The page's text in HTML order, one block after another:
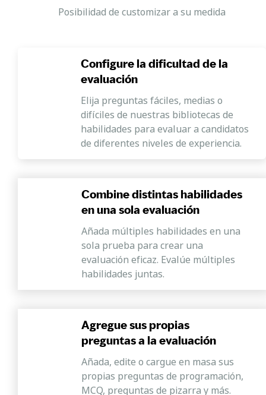
Posibilidad de customizar a su medida
Configure la dificultad de la
evaluación
Elija preguntas fáciles, medias o
difíciles de nuestras bibliotecas de
habilidades para evaluar a candidatos
de diferentes niveles de experiencia.
Combine distintas habilidades
en una sola evaluación
Añada múltiples habilidades en una
sola prueba para crear una
evaluación eficaz. Evalúe múltiples
habilidades juntas.
Agregue sus propias
preguntas a la evaluación
Añada, edite o cargue en masa sus
propias preguntas de programación,
MCQ, preguntas de pizarra y más.